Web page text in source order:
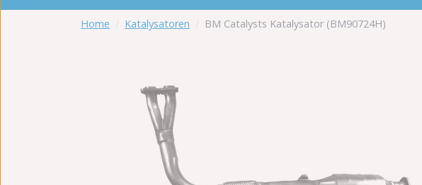
Home Katalysatoren BM Catalysts Katalysator (BM90724H)